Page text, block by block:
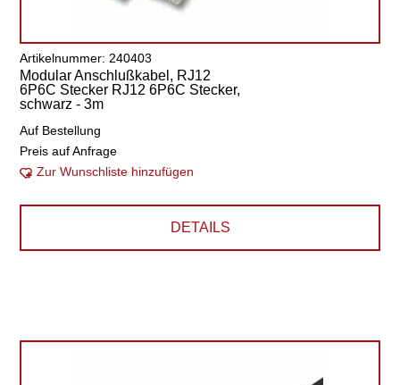
Artikelnummer: 240403
Modular Anschlußkabel, RJ12
6P6C Stecker RJ12 6P6C Stecker,
schwarz - 3m
Auf Bestellung
Preis auf Anfrage
Zur Wunschliste hinzufügen
DETAILS